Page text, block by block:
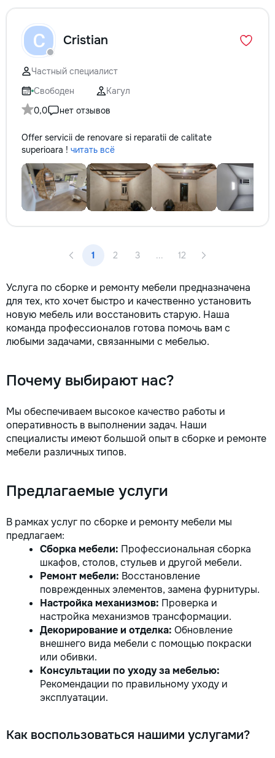
C Cristian
Частный специалист
Свободен
Кагул
0,0
нет отзывов
Offer servicii de renovare si reparatii de calitate
superioara ! читать всё
1 2 3 ... 12
Услуга по сборке и ремонту мебели предназначена
для тех, кто хочет быстро и качественно установить
новую мебель или восстановить старую. Наша
команда профессионалов готова помочь вам с
любыми задачами, связанными с мебелью.
Почему выбирают нас?
Мы обеспечиваем высокое качество работы и
оперативность в выполнении задач. Наши
специалисты имеют большой опыт в сборке и ремонте
мебели различных типов.
Предлагаемые услуги
В рамках услуг по сборке и ремонту мебели мы
предлагаем:
Сборка мебели: Профессиональная сборка
шкафов, столов, стульев и другой мебели.
Ремонт мебели: Восстановление
поврежденных элементов, замена фурнитуры.
Настройка механизмов: Проверка и
настройка механизмов трансформации.
Декорирование и отделка: Обновление
внешнего вида мебели с помощью покраски
или обивки.
Консультации по уходу за мебелью:
Рекомендации по правильному уходу и
эксплуатации.
Как воспользоваться нашими услугами?